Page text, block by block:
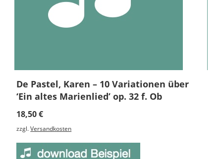
De Pastel, Karen – 10 Variationen über
‘Ein altes Marienlied’ op. 32 f. Ob
18,50€
zzgl.Versandkosten